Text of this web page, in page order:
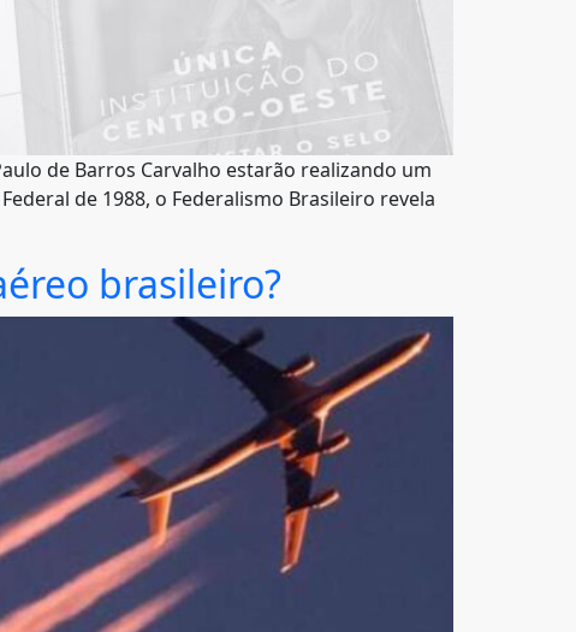
de Barros Carvalho estarão realizando um
de 1988, o Federalismo Brasileiro revela
brasileiro?